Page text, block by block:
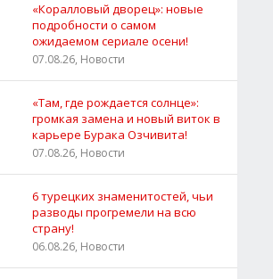
«Коралловый дворец»: новые
подробности о самом
ожидаемом сериале осени!
07.08.26, Новости
«Там, где рождается солнце»:
громкая замена и новый виток в
карьере Бурака Озчивита!
07.08.26, Новости
6 турецких знаменитостей, чьи
разводы прогремели на всю
страну!
06.08.26, Новости